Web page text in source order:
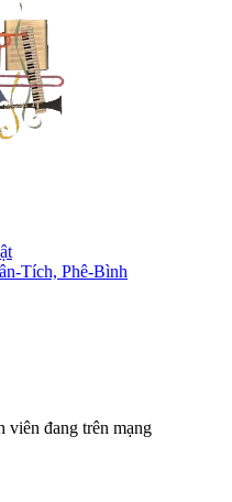
Tích, Phê-Bình
viên đang trên mạng